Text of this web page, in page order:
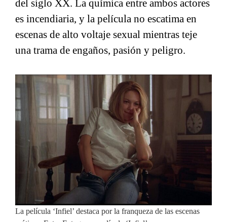
del siglo XX. La química entre ambos actores
es incendiaria, y la película no escatima en
escenas de alto voltaje sexual mientras teje
una trama de engaños, pasión y peligro.
La película ‘Infiel’ destaca por la franqueza de las escenas